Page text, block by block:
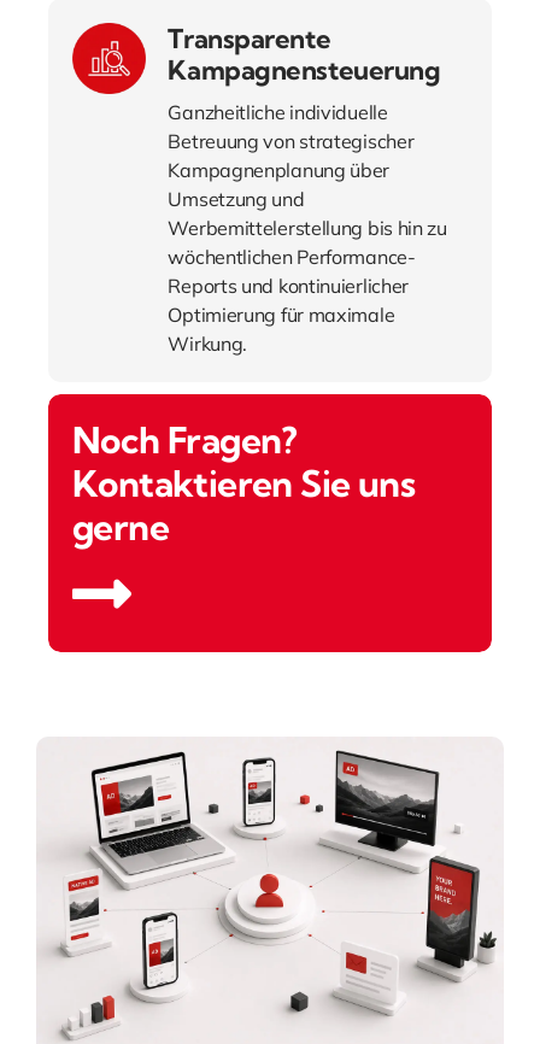
Transparente
Kampagnensteuerung
Ganzheitliche individuelle
Betreuung von strategischer
Kampagnenplanung über
Umsetzung und
Werbemittelerstellung bis hin zu
wöchentlichen Performance-
Reports und kontinuierlicher
Optimierung für maximale
Wirkung.
Noch Fragen?
Kontaktieren Sie uns
gerne